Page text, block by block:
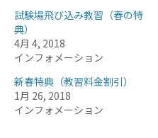
試験場飛び込み教習（春の特
典）
4月 4, 2018
インフォメーション
新春特典（教習料金割引）
1月 26, 2018
インフォメーション